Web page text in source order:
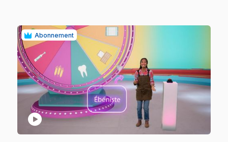
Abonnement
play_circle